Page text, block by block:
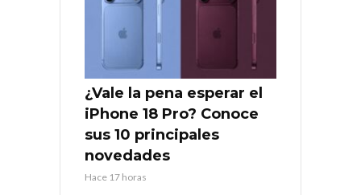
¿Vale la pena esperar el
iPhone 18 Pro? Conoce
sus 10 principales
novedades
Hace 17 horas